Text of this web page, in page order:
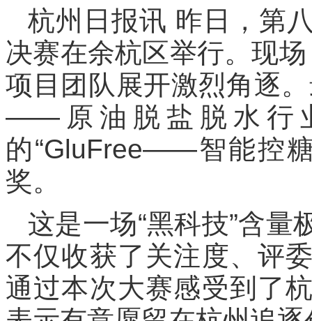
杭州日报讯 昨日，第
决赛在余杭区举行。现
项目团队展开激烈角逐
——原油脱盐脱水行
的“GluFree——智能控
奖。
这是一场“黑科技”含
不仅收获了关注度、评
通过本次大赛感受到了